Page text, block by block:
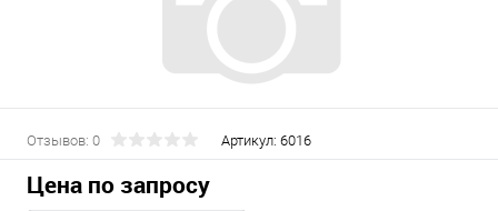
Отзывов: 0 Артикул: 6016
Цена по запросу